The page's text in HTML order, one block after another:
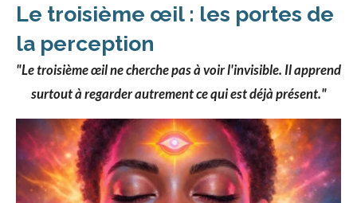
Le troisième œil : les portes de
la perception
"Le troisième œil ne cherche pas à voir l'invisible. Il apprend
surtout à regarder autrement ce qui est déjà présent."